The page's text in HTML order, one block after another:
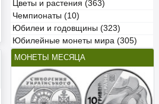
Цветы и растения (363)
Чемпионаты (10)
Юбилеи и годовщины (323)
Юбилейные монеты мира (305)
МОНЕТЫ МЕСЯЦА